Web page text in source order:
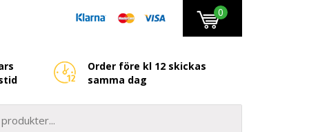
0
Order före kl 12 skickas
samma dag